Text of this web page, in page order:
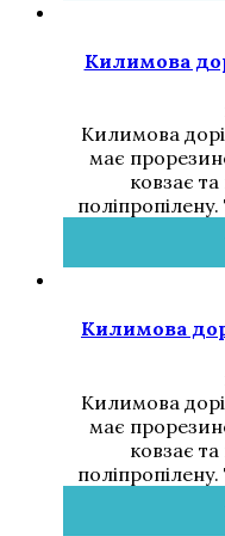
Килимова
Килимова
має
ковзає та
Килимова
Килимова
має
ковзає та